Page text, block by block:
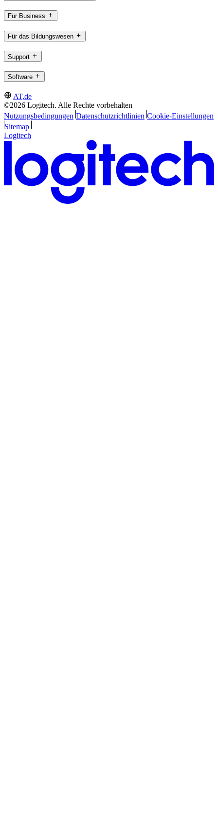
Für Business
Für das Bildungswesen
Support
Software
AT,de
©2026 Logitech. Alle Rechte vorbehalten
Nutzungsbedingungen Datenschutzrichtlinien Cookie-Einstellungen
Sitemap
Logitech